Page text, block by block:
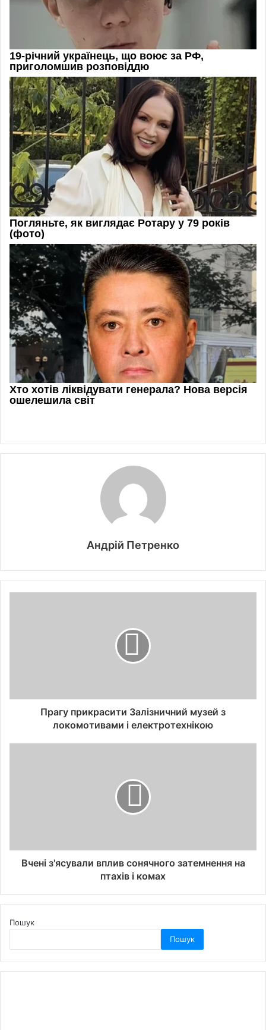
Андрій Петренко
Прагу прикрасити Залізничний музей з
локомотивами і електротехнікою
Вчені з'ясували вплив сонячного затемнення на
птахів і комах
Пошук
Пошук